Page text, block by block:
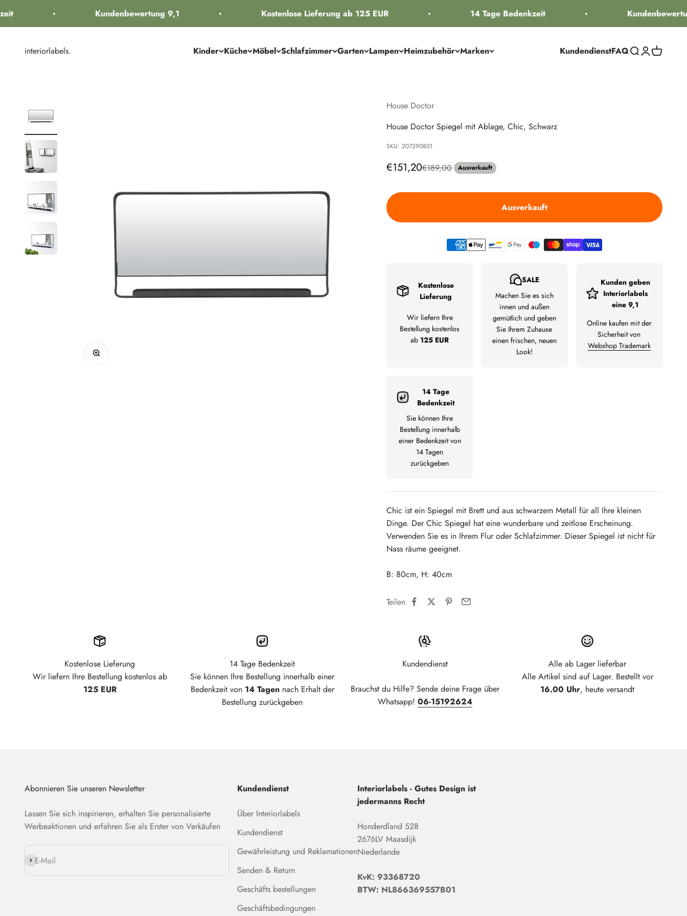
Kundenbewertung 9,1 Kostenlose Lieferung ab 125 EUR 14 Tage Bedenkzeit
Kinder Küche Möbel Schlafzimmer Garten Lampen Heimzubehör Marken
interiorlabels. KundendienstFAQSuche öffnen
Bild vergrößern
House Doctor
House Doctor Spiegel mit Ablage, Chic, Schwarz
SKU: 207290801
Angebot
€151,20Regulärer Preis
€189,00 Ausverkauft
Ausverkauft
Kostenlose
Lieferung
Wir liefern Ihre
Bestellung kostenlos
ab 125 EUR
SALE
Machen Sie es sich
innen und außen
gemütlich und geben
Sie Ihrem Zuhause
einen frischen, neuen
Look!
Kunden geben
Interiorlabels
eine 9,1
Online kaufen mit der
Sicherheit von
Webshop Trademark
14 Tage
Bedenkzeit
Sie können Ihre
Bestellung innerhalb
einer Bedenkzeit von
14 Tagen
zurückgeben
Chic ist ein Spiegel mit Brett und aus schwarzem Metall für all Ihre kleinen
Dinge. Der Chic Spiegel hat eine wunderbare und zeitlose Erscheinung.
Verwenden Sie es in Ihrem Flur oder Schlafzimmer. Dieser Spiegel ist nicht für
Nass räume geeignet.
B: 80cm, H: 40cm
Teilen
Kostenlose Lieferung
Wir liefern Ihre Bestellung kostenlos ab
125 EUR
14 Tage Bedenkzeit
Sie können Ihre Bestellung innerhalb einer
Bedenkzeit von 14 Tagennach Erhalt der
Bestellung zurückgeben
Kundendienst
Brauchst du Hilfe? Sende deine Frage über
Whatsapp! 06-15192624
Alle ab Lager lieferbar
Alle Artikel sind auf Lager. Bestellt vor
16.00 Uhr, heute versandt
Abonnieren Sie unseren Newsletter
Lassen Sie sich inspirieren, erhalten Sie personalisierte
Werbeaktionen und erfahren Sie als Erster von Verkäufen
E-Mail
Abonnieren
Kundendienst
Über Interiorlabels
Kundendienst
Gewährleistung und Reklamationen
Senden & Return
Geschäfts bestellungen
Geschäftsbedingungen
Interiorlabels - Gutes Design ist
jedermanns Recht
Honderdland 528
2676LV Maasdijk
Niederlande
KvK: 93368720
BTW: NL866369557B01